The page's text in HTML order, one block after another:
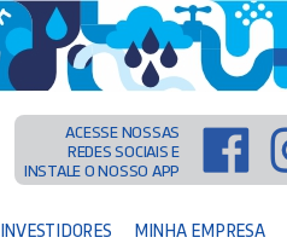
ACESSE NOSSAS
REDES SOCIAIS E
INSTALE O NOSSO APP
INVESTIDORES MINHA EMPRESA